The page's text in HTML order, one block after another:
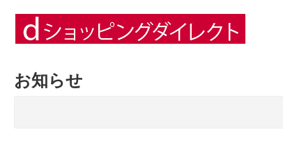
お知らせ